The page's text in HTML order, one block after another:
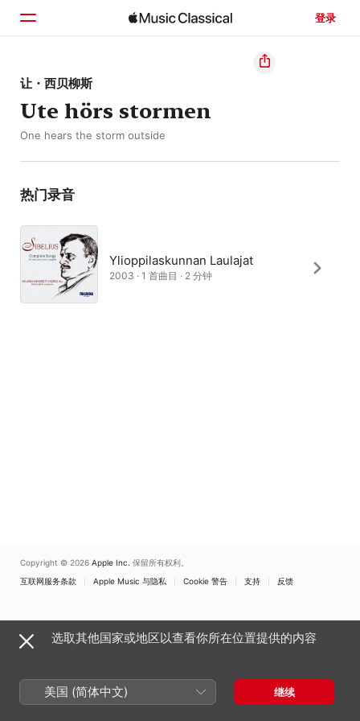
登录
主页
浏览
让・西贝柳斯
Ute hörs stormen
One hears the storm outside
热门录音
Ylioppilaskunnan Laulajat
2003 · 1 首曲目 · 2 分钟
Copyright © 2026 Apple Inc. 保留所有权利。
互联网服务条款
Apple Music 与隐私 Cookie 警告 支持 反馈
选取其他国家或地区以查看你所在位置提供的内容
美国 (简体中文) 继续